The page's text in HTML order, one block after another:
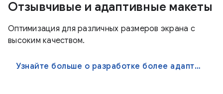
Отзывчивые и адаптивные макеты
Оптимизация для различных размеров экрана с
высоким качеством.
Узнайте больше о разработке более адаптивных приложений